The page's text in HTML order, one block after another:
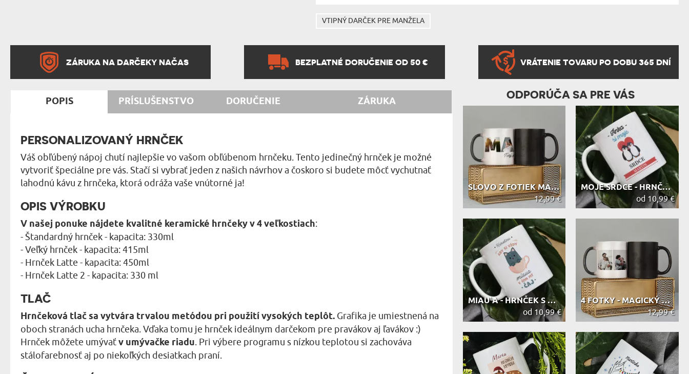
VTIPNÝ DARČEK PRE MANŽELA
ZÁRUKA NA DARČEKY NAČAS BEZPLATNÉ DORUČENIE OD 50 € VRÁTENIE TOVARU PO DOBU 365 DNÍ
POPIS PRÍSLUŠENSTVO DORUČENIE ZÁRUKA
PERSONALIZOVANÝ HRNČEK
Váš obľúbený nápoj chutí najlepšie vo vašom obľúbenom hrnčeku. Tento jedinečný hrnček je možné
vytvoriť špeciálne pre vás. Stačí si vybrať jeden z našich návrhov a čoskoro si budete môcť vychutnať
lahodnú kávu z hrnčeka, ktorá odráža vaše vnútorné ja!
OPIS VÝROBKU
V našej ponuke nájdete kvalitné keramické hrnčeky v 4 veľkostiach:
- Štandardný hrnček - kapacita: 330ml
- Veľký hrnček - kapacita: 415ml
- Hrnček Latte - kapacita: 450ml
- Hrnček Latte 2 - kapacita: 330 ml
TLAČ
Hrnčeková tlač sa vytvára trvalou metódou pri použití vysokých teplôt. Grafika je umiestnená na
oboch stranách ucha hrnčeka. Vďaka tomu je hrnček ideálnym darčekom pre pravákov aj ľavákov :)
Hrnček môžete umývaťv umývačke riadu. Pri výbere programu s nízkou teplotou si zachováva
stálofarebnosť aj po niekoľkých desiatkach praní.
ODPORÚČA SA PRE VÁS
SLOVO Z FOTIEK MAMA - MAGICKÝ HRNEK
12,99 €
MOJE SRDCE - HRNČEK S POTLAČOU
od 10,99 €
MIAU`A - HRNČEK S POTLAČOU
od 10,99 €
4 FOTKY - MAGICKÝ HRNEK
12,99 €